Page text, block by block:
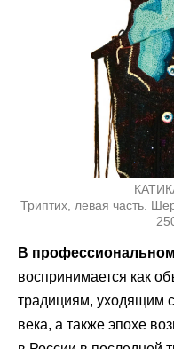
Триптих, левая часть.
В профессиональном
воспринимается как
традициям, уходящим
века, а также эпохе